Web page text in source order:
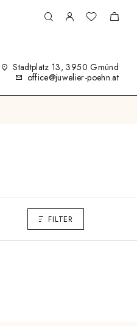
Stadtplatz 13, 3950 Gmünd
office@juwelier-poehn.at
FILTER